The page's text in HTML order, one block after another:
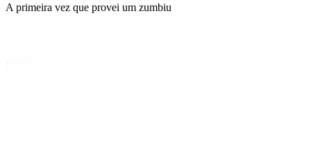
A primeira vez que provei um zumbiu